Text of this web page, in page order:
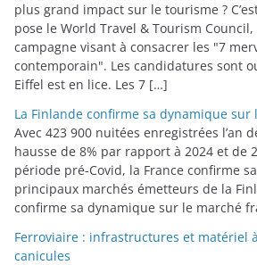
plus grand impact sur le tourisme ?
pose le World Travel & Tourism
campagne visant à consacrer les "7
contemporain". Les candidatures sont
Eiffel est en lice. Les 7 […]
La Finlande confirme sa dynamique sur
Avec 423 900 nuitées enregistrées l’an
hausse de 8% par rapport à 2024 et de
période pré-Covid, la France confirme
principaux marchés émetteurs de la
confirme sa dynamique sur le marché
Ferroviaire : infrastructures et matériel
canicules